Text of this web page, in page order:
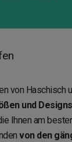
von Haschisch
und Designs
Ihnen am
von den